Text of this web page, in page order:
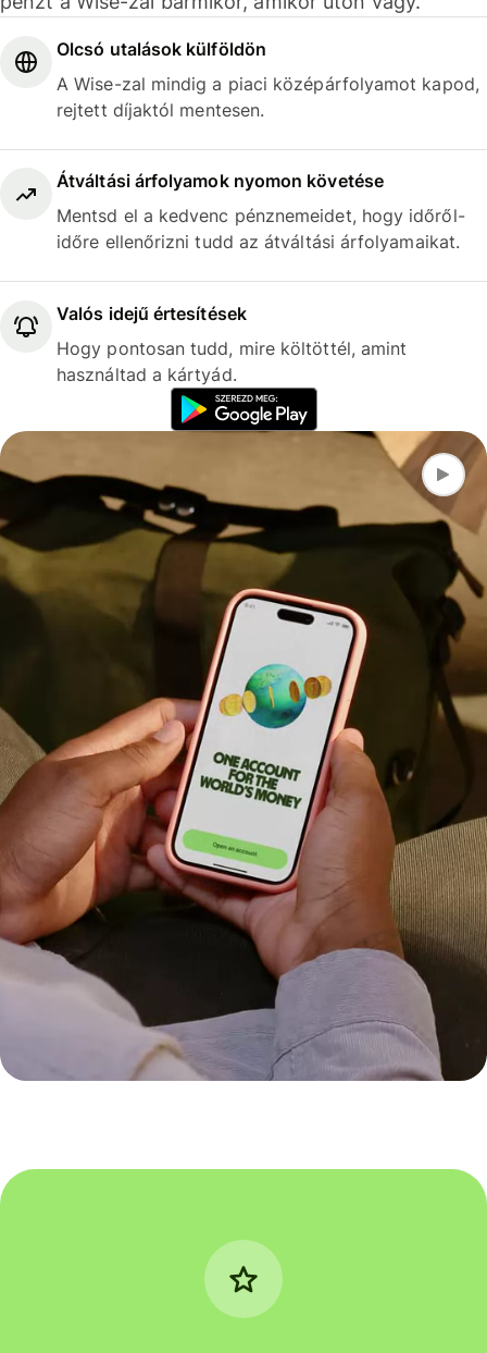
Olcsó utalások külföldön
A Wise-zal mindig a piaci középárfolyamot kapod,
rejtett díjaktól mentesen.
Átváltási árfolyamok nyomon követése
Mentsd el a kedvenc pénznemeidet, hogy időről-
időre ellenőrizni tudd az átváltási árfolyamaikat.
Valós idejű értesítések
Hogy pontosan tudd, mire költöttél, amint
használtad a kártyád.